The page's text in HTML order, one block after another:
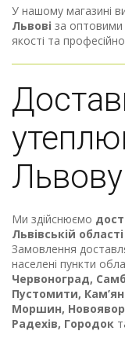
У нашому магазині
Львові за оптовими
якості та
Львову
Ми здійснюємо
Львівській області
Замовлення
населені пункти
Червоноград,
Пустомити,
Моршин,
Радехів, Городок